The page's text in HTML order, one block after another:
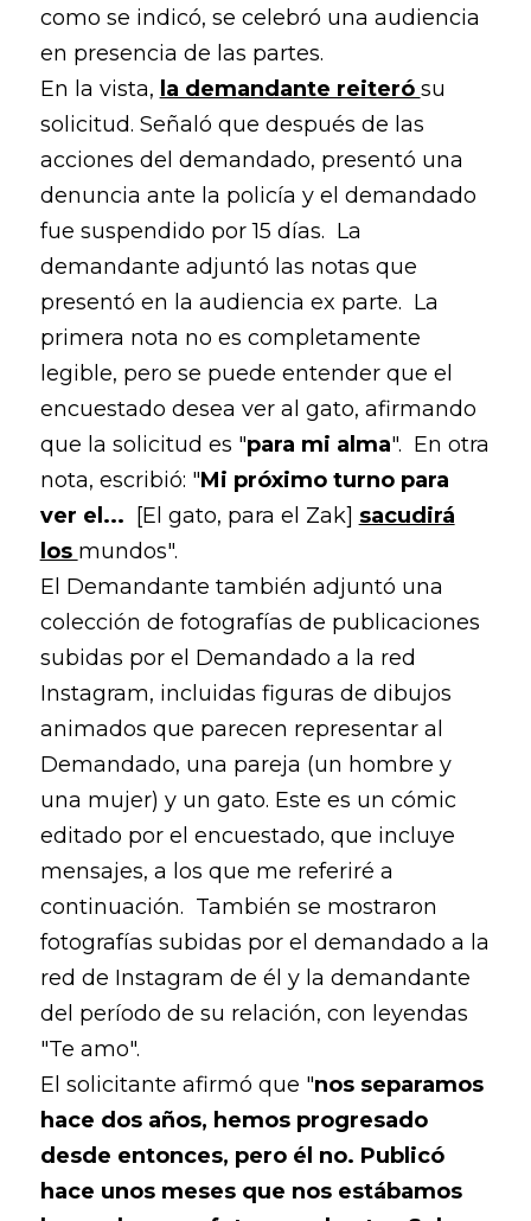
como se indicó, se celebró una audiencia
en presencia de las partes.
En la vista, la demandante reiteró su
solicitud. Señaló que después de las
acciones del demandado, presentó una
denuncia ante la policía y el demandado
fue suspendido por 15 días. La
demandante adjuntó las notas que
presentó en la audiencia ex parte. La
primera nota no es completamente
legible, pero se puede entender que el
encuestado desea ver al gato, afirmando
que la solicitud es "para mi alma". En otra
nota, escribió: "Mi próximo turno para
ver el...
[El gato, para el Zak] sacudirá
los mundos".
El Demandante también adjuntó una
colección de fotografías de publicaciones
subidas por el Demandado a la red
Instagram, incluidas figuras de dibujos
animados que parecen representar al
Demandado, una pareja (un hombre y
una mujer) y un gato. Este es un cómic
editado por el encuestado, que incluye
mensajes, a los que me referiré a
continuación. También se mostraron
fotografías subidas por el demandado a la
red de Instagram de él y la demandante
del período de su relación, con leyendas
"Te amo".
El solicitante afirmó que "nos separamos
hace dos años, hemos progresado
desde entonces, pero él no. Publicó
hace unos meses que nos estábamos